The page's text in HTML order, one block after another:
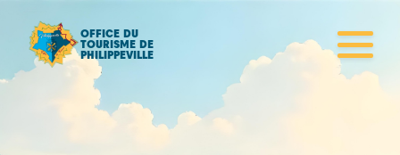
OFFICE DU
TOURISME DE
PHILIPPEVILLE
Les souterrains